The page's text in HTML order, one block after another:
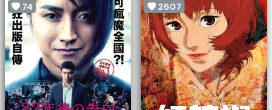
74
2607